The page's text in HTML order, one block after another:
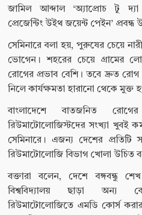
জামিল আব্দাল ‘অ্যাপ্রোচ টু
প্রেজেন্টিং উইথ জয়েন্ট পেইন’ প্রবন্ধ
সেমিনারে বলা হয়, পুরুষের চেয়ে
ভোগেন। শহরের চেয়ে গ্রামের
রোগের প্রভাব বেশি। তবে দ্রুত রোগ
নিলে কার্যক্ষমতা হারানো থেকে মুক্ত
বাংলাদেশে বাতজনিত
রিউমাটোলোজিস্টদের সংখ্যা খুবই
সেমিনারে। এজন্য দেশের প্রতিটি
রিউমাটোলোজি বিভাগ খোলা উচিত
বক্তারা বলেন, দেশে বঙ্গবন্ধু
বিশ্ববিদ্যালয় ছাড়া অন্য
রিউমাটোলোজিতে এমডি কোর্স